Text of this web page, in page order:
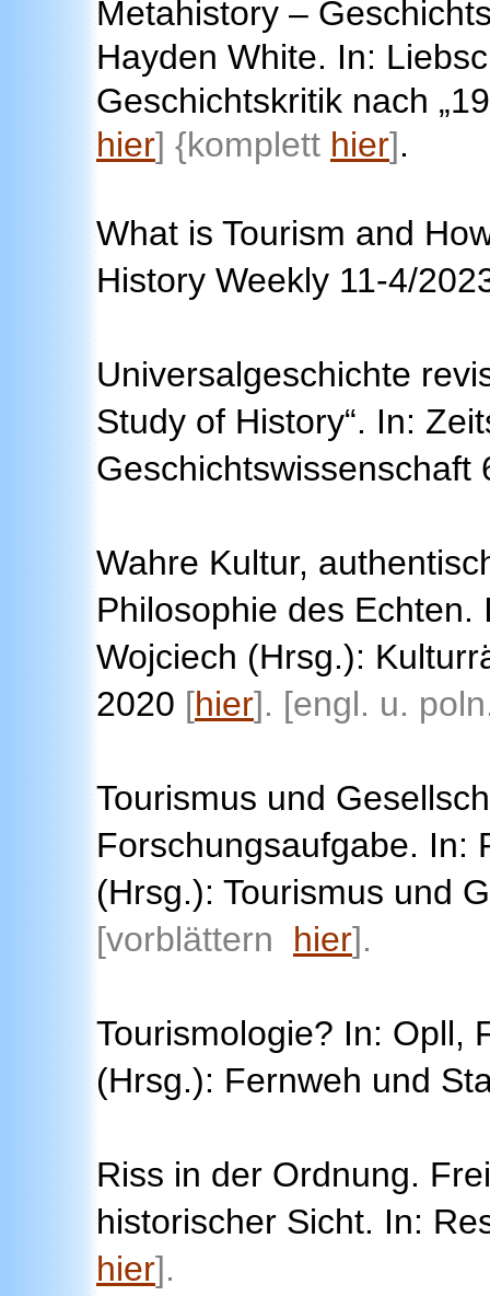
Metahistory –
Hayden White. In:
Geschichtskritik nach
hier] {komplett hier].
What is Tourism and
History Weekly 11-4/
Universalgeschichte
Study of History“. In:
Geschichtswissenschaft
Wahre Kultur,
Philosophie des Echten.
Wojciech (Hrsg.):
2020 [hier]. [engl. u.
Tourismus und
Forschungsaufgabe. In:
(Hrsg.): Tourismus und
[vorblättern hier].
Tourismologie? In: Opll,
(Hrsg.): Fernweh und
Riss in der Ordnung.
historischer Sicht. In:
hier].